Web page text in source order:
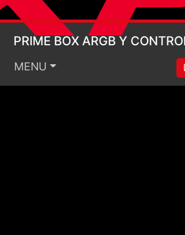
PRIME BOX
PRIME BOX ARGB Y
MENU